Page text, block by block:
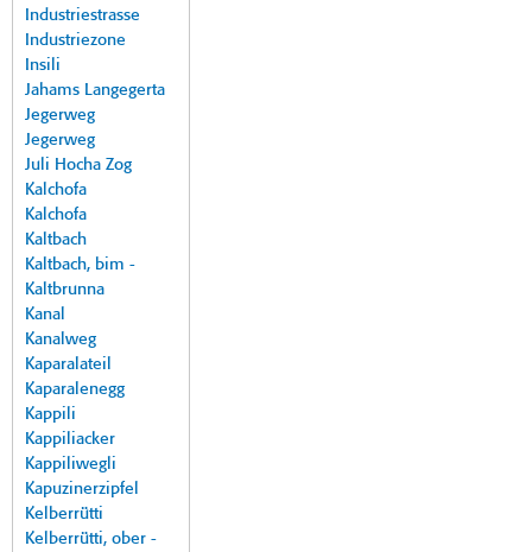
Industriestrasse
Industriezone
Insili
Jahams Langegerta
Jegerweg
Jegerweg
Juli Hocha Zog
Kalchofa
Kalchofa
Kaltbach
Kaltbach, bim -
Kaltbrunna
Kanal
Kanalweg
Kaparalateil
Kaparalenegg
Kappili
Kappiliacker
Kappiliwegli
Kapuzinerzipfel
Kelberrütti
Kelberrütti, ober -